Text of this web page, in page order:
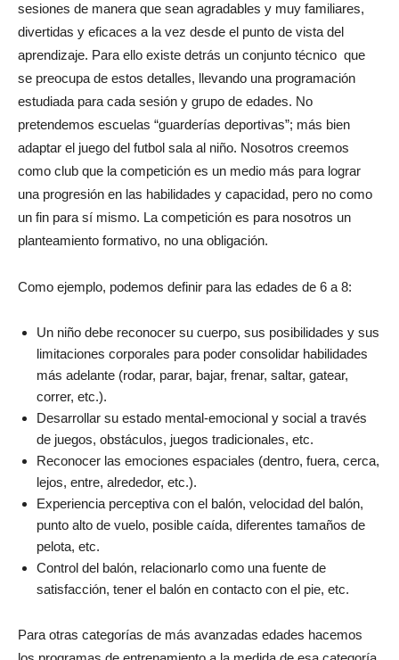
sesiones de manera que sean agradables y muy familiares,
divertidas y eficaces a la vez desde el punto de vista del
aprendizaje. Para ello existe detrás un conjunto técnico que
se preocupa de estos detalles, llevando una programación
estudiada para cada sesión y grupo de edades. No
pretendemos escuelas “guarderías deportivas”; más bien
adaptar el juego del futbol sala al niño. Nosotros creemos
como club que la competición es un medio más para lograr
una progresión en las habilidades y capacidad, pero no como
un fin para sí mismo. La competición es para nosotros un
planteamiento formativo, no una obligación.
Como ejemplo, podemos definir para las edades de 6 a 8:
Un niño debe reconocer su cuerpo, sus posibilidades y sus
limitaciones corporales para poder consolidar habilidades
más adelante (rodar, parar, bajar, frenar, saltar, gatear,
correr, etc.).
Desarrollar su estado mental-emocional y social a través
de juegos, obstáculos, juegos tradicionales, etc.
Reconocer las emociones espaciales (dentro, fuera, cerca,
lejos, entre, alrededor, etc.).
Experiencia perceptiva con el balón, velocidad del balón,
punto alto de vuelo, posible caída, diferentes tamaños de
pelota, etc.
Control del balón, relacionarlo como una fuente de
satisfacción, tener el balón en contacto con el pie, etc.
Para otras categorías de más avanzadas edades hacemos